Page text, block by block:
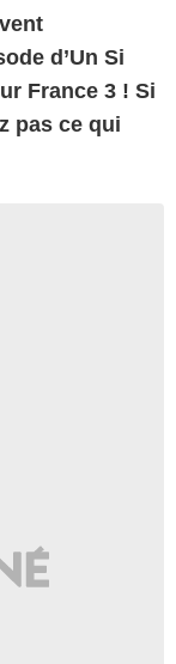
d’Un Si
France 3 ! Si
pas ce qui